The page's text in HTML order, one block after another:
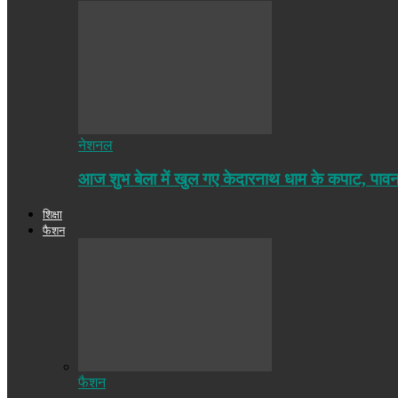
नेशनल
आज शुभ बेला में खुल गए केदारनाथ धाम के कपाट,
शिक्षा
फैशन
फैशन